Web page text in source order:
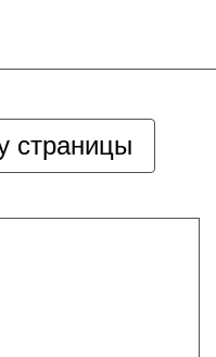
страницы